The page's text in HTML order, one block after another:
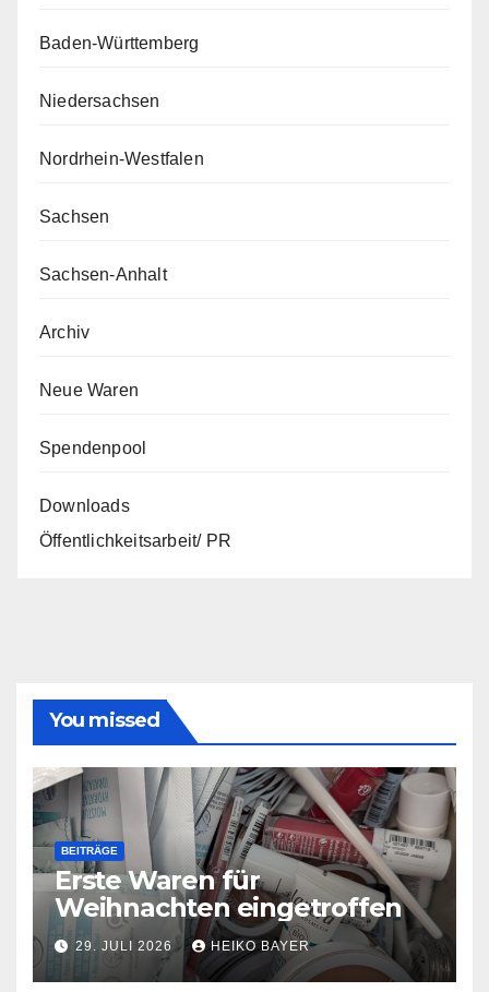
Baden-Württemberg
Niedersachsen
Nordrhein-Westfalen
Sachsen
Sachsen-Anhalt
Archiv
Neue Waren
Spendenpool
Downloads
Öffentlichkeitsarbeit/ PR
You missed
BEITRÄGE
Erste Waren für
Weihnachten eingetroffen
29. JULI 2026 HEIKO BAYER